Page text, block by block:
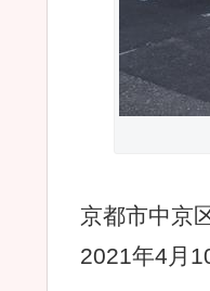
京都市中京
2021年4月